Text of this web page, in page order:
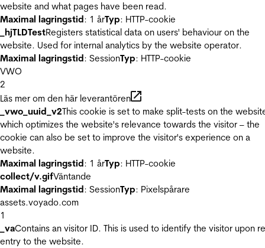
website and what pages have been read.
Maximal lagringstid: 1 årTyp: HTTP-cookie
_hjTLDTestRegisters statistical data on users' behaviour on the
website. Used for internal analytics by the website operator.
Maximal lagringstid: SessionTyp: HTTP-cookie
VWO
2
Läs mer om den här leverantören
_vwo_uuid_v2This cookie is set to make split-tests on the
which optimizes the website's relevance towards the visitor – the
cookie can also be set to improve the visitor's experience on a
website.
Maximal lagringstid: 1 årTyp: HTTP-cookie
collect/v.gifVäntande
Maximal lagringstid: SessionTyp: Pixelspårare
assets.voyado.com
1
_vaContains an visitor ID. This is used to identify the visitor upon
entry to the website.